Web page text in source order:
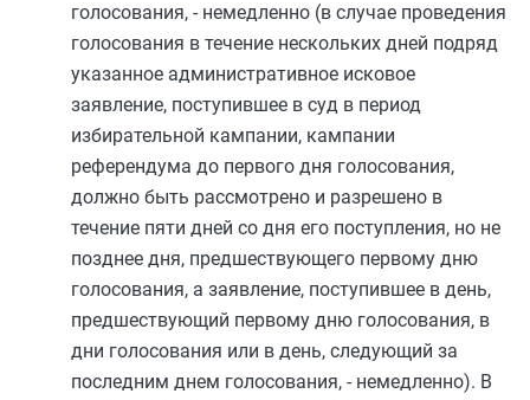
голосования, - немедленно (в случае проведения
голосования в течение нескольких дней подряд
указанное административное исковое
заявление, поступившее в суд в период
избирательной кампании, кампании
референдума до первого дня голосования,
должно быть рассмотрено и разрешено в
течение пяти дней со дня его поступления, но не
позднее дня, предшествующего первому дню
голосования, а заявление, поступившее в день,
предшествующий первому дню голосования, в
дни голосования или в день, следующий за
последним днем голосования, - немедленно). В